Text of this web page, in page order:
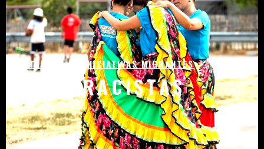
CATALOGO DE INICIATIVAS MIGRANTES
ANTIRRACISTAS